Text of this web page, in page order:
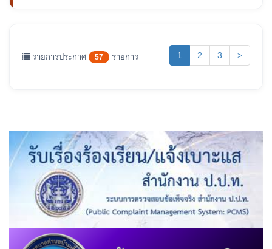
รายการประกาศ 57 รายการ 1 (current)
2 3 >